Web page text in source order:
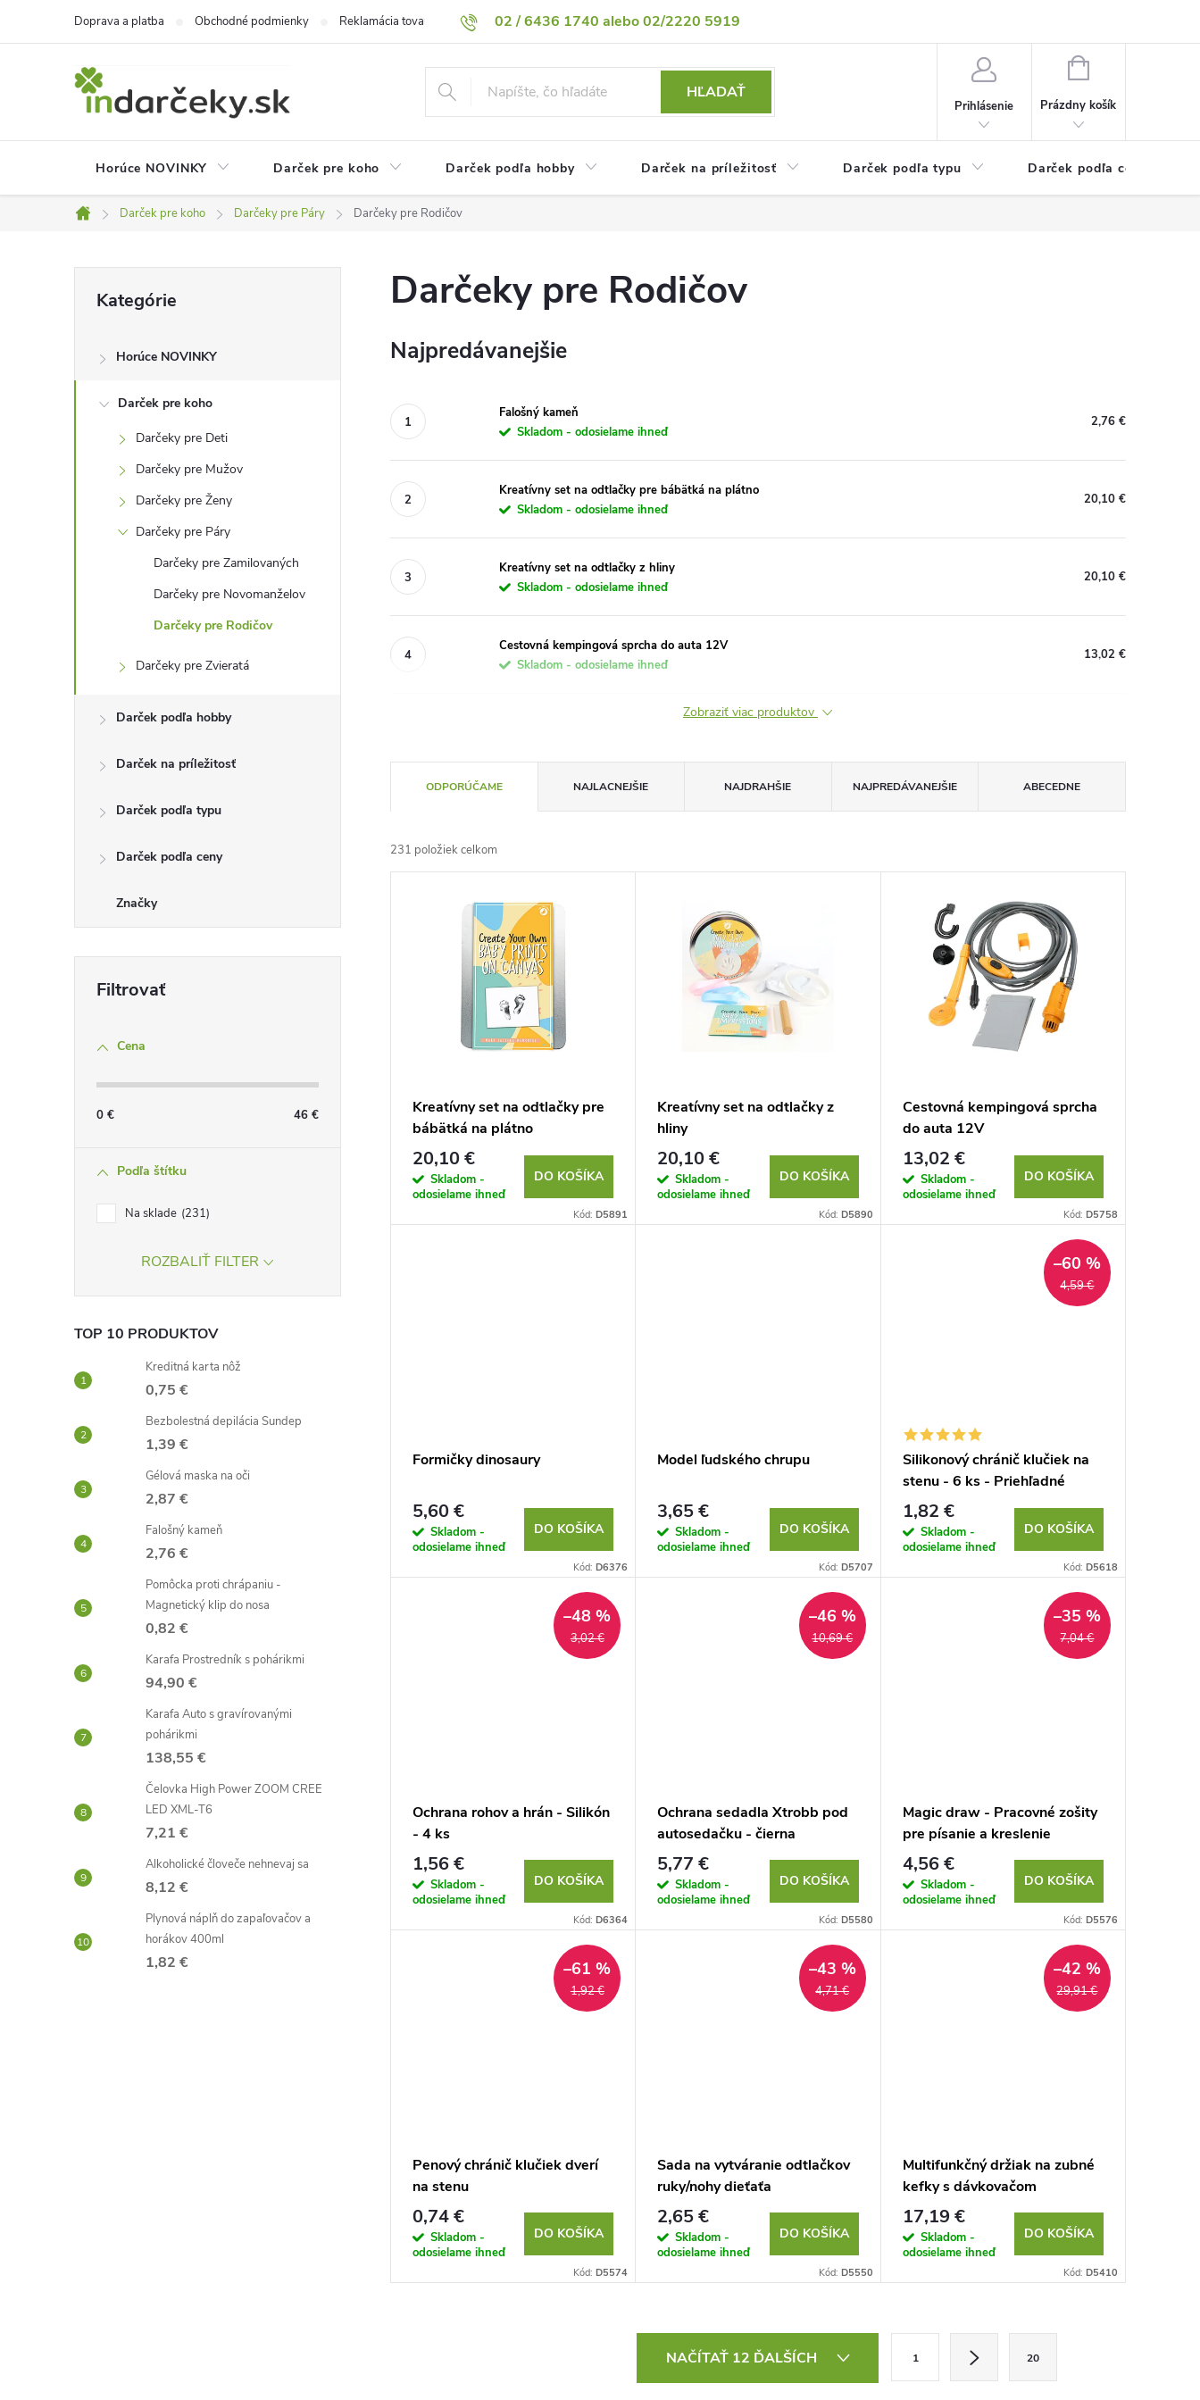
02 / 6436 1740 alebo 02/2220 5919
Doprava a platba Obchodné podmienky Reklamácia tovaru Vrátenie tovaru Podmienky ochrany osobných údajov
HĽADAŤ
Prihlásenie
NÁKUPNÝ
Prázdny košík
Horúce NOVINKY Darček pre koho Darček podľa hobby Darček na príležitosť Darček podľa typu Darček podľa ceny
Domov
Darček pre koho Darčeky pre Páry Darčeky pre Rodičov
č
l
kategórie
Kategórie
Horúce NOVINKY
Darček pre koho
Darčeky pre Deti
Darčeky pre Mužov
Darčeky pre Ženy
Darčeky pre Páry
Darčeky pre Zamilovaných
Darčeky pre Novomanželov
Darčeky pre Rodičov
Darčeky pre Zvieratá
Darček podľa hobby
Darček na príležitosť
Darček podľa typu
Darček podľa ceny
Značky
Cena
0 € 46 €
Podľa štítku
Na sklade 231
ROZBALIŤ FILTER
TOP 10 PRODUKTOV
Kreditná karta nôž
0,75 €
Bezbolestná depilácia Sundep
1,39 €
Gélová maska ​​na oči
2,87 €
Falošný kameň
2,76 €
Pomôcka proti chrápaniu -
Magnetický klip do nosa
0,82 €
Karafa Prostredník s pohárikmi
94,90 €
Karafa Auto s gravírovanými
pohárikmi
138,55 €
Čelovka High Power ZOOM CREE
LED XML-T6
7,21 €
Alkoholické človeče nehnevaj sa
8,12 €
Plynová náplň do zapaľovačov a
horákov 400ml
1,82 €
Darčeky pre Rodičov
Najpredávanejšie
Falošný kameň
Skladom - odosielame ihneď
2,76 €
Kreatívny set na odtlačky pre bábätká na plátno
Skladom - odosielame ihneď
20,10 €
Kreatívny set na odtlačky z hliny
Skladom - odosielame ihneď
20,10 €
Cestovná kempingová sprcha do auta 12V
Skladom - odosielame ihneď
13,02 €
Zobraziť viac produktov
a
d
d
ODPORÚČAME NAJLACNEJŠIE NAJDRAHŠIE NAJPREDÁVANEJŠIE ABECEDNE
231 položiek celkom
Kreatívny set na odtlačky pre
bábätká na plátno
20,10 €
Skladom -
odosielame ihneď
DO KOŠÍKA
Kód:D5891
Kreatívny set na odtlačky z
hliny
20,10 €
Skladom -
odosielame ihneď
DO KOŠÍKA
Kód: D5890
Cestovná kempingová sprcha
do auta 12V
13,02 €
Skladom -
odosielame ihneď
DO KOŠÍKA
Kód: D5758
Formičky dinosaury
5,60 €
Skladom -
odosielame ihneď
DO KOŠÍKA
Kód:D6376
Model ľudského chrupu
3,65 €
Skladom -
odosielame ihneď
DO KOŠÍKA
Kód: D5707
4,59 €
–60 %
Silikonový chránič klučiek na
stenu - 6 ks - Priehľadné
1,82 €
Skladom -
odosielame ihneď
DO KOŠÍKA
Kód: D5618
3,02 €
–48 %
Ochrana rohov a hrán - Silikón
- 4 ks
1,56 €
Skladom -
odosielame ihneď
DO KOŠÍKA
Kód:D6364
10,69 €
–46 %
Ochrana sedadla Xtrobb pod
autosedačku - čierna
5,77 €
Skladom -
odosielame ihneď
DO KOŠÍKA
Kód: D5580
7,04 €
–35 %
Magic draw - Pracovné zošity
pre písanie a kreslenie
4,56 €
Skladom -
odosielame ihneď
DO KOŠÍKA
Kód: D5576
1,92 €
–61 %
Penový chránič klučiek dverí
na stenu
0,74 €
Skladom -
odosielame ihneď
DO KOŠÍKA
Kód:D5574
4,71 €
–43 %
Sada na vytváranie odtlačkov
ruky/nohy dieťaťa
2,65 €
Skladom -
odosielame ihneď
DO KOŠÍKA
Kód: D5550
29,91 €
–42 %
Multifunkčný držiak na zubné
kefky s dávkovačom
17,19 €
Skladom -
odosielame ihneď
DO KOŠÍKA
Kód: D5410
NAČÍTAŤ 12 ĎALŠÍCH 1 20